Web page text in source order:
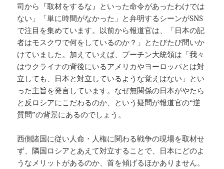
司から『取材をするな』といった命令があったわけでは
ない」「単に時間がなかった」と弁明するシーンがSNS
で注目を集めています。以前から報道官は、「日本の記
者はモスクワで何をしているのか？」とたびたび問いか
けていました。加えていえば、プーチン大統領は「我々
はウクライナの背後にいるアメリカやヨーロッパとは対
立しても、日本と対立しているような覚えはない」とい
った主旨を発言しています。なぜ無関係の日本がやたら
と反ロシアにこだわるのか、という疑問が報道官の“逆
質問”の背景にあるのでしょう。
西側諸国に従い人命・人権に関わる戦争の現場を取材せ
ず、隣国ロシアとあえて対立することで、日本にどのよ
うなメリットがあるのか、首を傾げるほかありません。